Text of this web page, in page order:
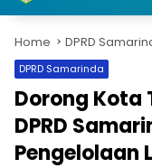
Home DPRD
DPRD Samarinda
Dorong Kota
DPRD
Pengelolaan